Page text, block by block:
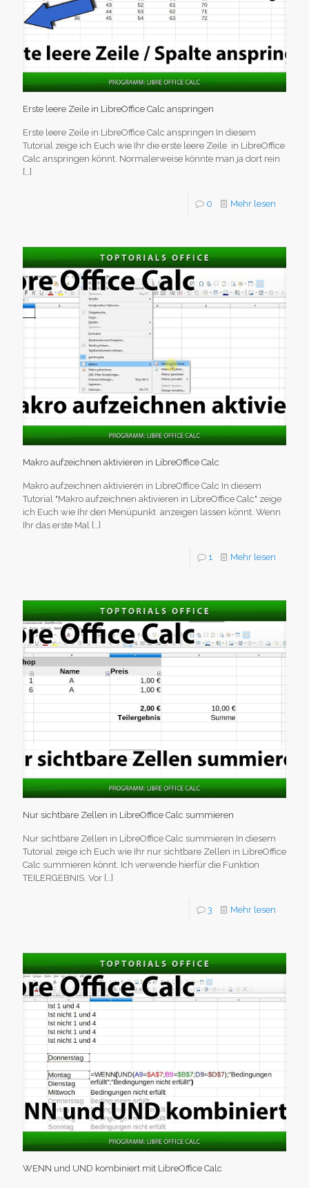
Erste leere Zeile in LibreOffice Calc anspringen
Erste leere Zeile in LibreOffice Calc anspringen In diesem
Tutorial zeige ich Euch wie Ihr die erste leere Zeile in LibreOffice
Calc anspringen könnt. Normalerweise könnte man ja dort rein
[…]
0 Mehr lesen
Makro aufzeichnen aktivieren in LibreOffice Calc
Makro aufzeichnen aktivieren in LibreOffice Calc In diesem
Tutorial "Makro aufzeichnen aktivieren in LibreOffice Calc" zeige
ich Euch wie Ihr den Menüpunkt anzeigen lassen könnt. Wenn
Ihr das erste Mal
[…]
1 Mehr lesen
Nur sichtbare Zellen in LibreOffice Calc summieren
Nur sichtbare Zellen in LibreOffice Calc summieren In diesem
Tutorial zeige ich Euch wie Ihr nur sichtbare Zellen in LibreOffice
Calc summieren könnt. Ich verwende hierfür die Funktion
TEILERGEBNIS. Vor […]
3 Mehr lesen
WENN und UND kombiniert mit LibreOffice Calc